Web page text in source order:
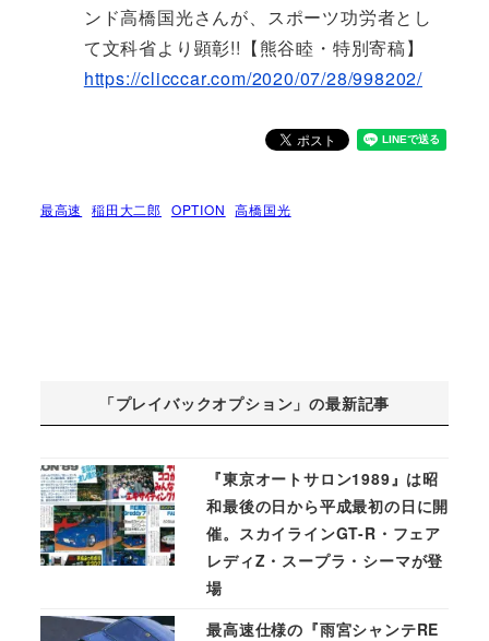
ンド高橋国光さんが、スポーツ功労者とし
て文科省より顕彰!!【熊谷睦・特別寄稿】
https://clicccar.com/2020/07/28/998202/
最高速 稲田大二郎 OPTION 高橋国光
「プレイバックオプション」の最新記事
『東京オートサロン1989』は昭
和最後の日から平成最初の日に開
催。スカイラインGT-R・フェア
レディZ・スープラ・シーマが登
場
最高速仕様の『雨宮シャンテRE